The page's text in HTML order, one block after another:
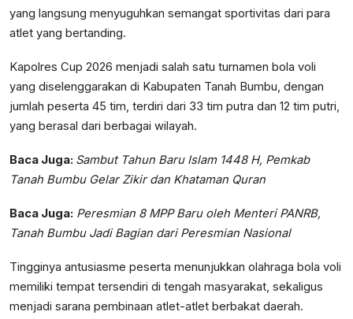
yang langsung menyuguhkan semangat sportivitas dari para
atlet yang bertanding.
Kapolres Cup 2026 menjadi salah satu turnamen bola voli
yang diselenggarakan di Kabupaten Tanah Bumbu, dengan
jumlah peserta 45 tim, terdiri dari 33 tim putra dan 12 tim putri,
yang berasal dari berbagai wilayah.
Baca Juga: Sambut Tahun Baru Islam 1448 H, Pemkab
Tanah Bumbu Gelar Zikir dan Khataman Quran
Baca Juga: Peresmian 8 MPP Baru oleh Menteri PANRB,
Tanah Bumbu Jadi Bagian dari Peresmian Nasional
Tingginya antusiasme peserta menunjukkan olahraga bola voli
memiliki tempat tersendiri di tengah masyarakat, sekaligus
menjadi sarana pembinaan atlet-atlet berbakat daerah.